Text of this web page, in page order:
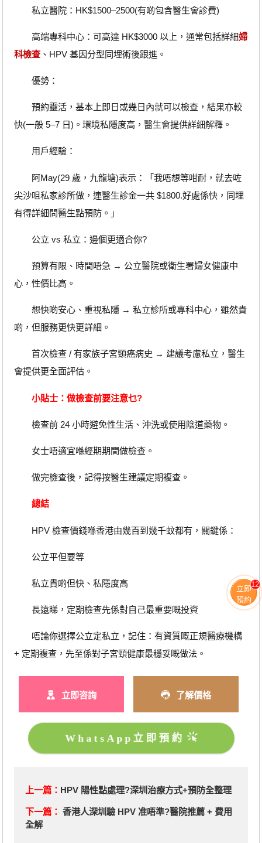
私立醫院：HK$1500–2500(有啲包含醫生會診費)
高端專科中心：可高達 HK$3000 以上，通常包括詳細婦
科檢查、HPV 基因分型同埋術後跟進。
優勢：
預約靈活，基本上即日或幾日內就可以檢查，結果亦較
快(一般 5–7 日)。環境私隱度高，醫生會提供詳細解釋。
用戶經驗：
阿May(29 歲，九龍塘)表示：「我唔想等咁耐，就去咗
尖沙咀私家診所做，連醫生診金一共 $1800.好處係快，同埋
有得詳細問醫生點預防。」
公立 vs 私立：邊個更適合你?
預算有限、時間唔急 → 公立醫院或衛生署婦女健康中
心，性價比高。
想快啲安心、重視私隱 → 私立診所或專科中心，雖然貴
啲，但服務更快更詳細。
首次檢查 / 有家族子宮頸癌病史 → 建議考慮私立，醫生
會提供更全面評估。
小貼士：做檢查前要注意乜?
檢查前 24 小時避免性生活、沖洗或使用陰道藥物。
女士唔適宜喺經期期間做檢查。
做完檢查後，記得按醫生建議定期複查。
總結
HPV 檢查價錢喺香港由幾百到幾千蚊都有，關鍵係：
公立平但要等
私立貴啲但快、私隱度高
長遠睇，定期檢查先係對自己最重要嘅投資
唔論你選擇公立定私立，記住：有資質嘅正規醫療機構
+ 定期複查，先至係對子宮頸健康最穩妥嘅做法。
立即咨詢 了解價格
WhatsApp立即預約
上一篇： HPV 陽性點處理?深圳治療方式+預防全整理
下一篇： 香港人深圳驗 HPV 准唔準?醫院推薦 + 費用
全解
立即
預約
12